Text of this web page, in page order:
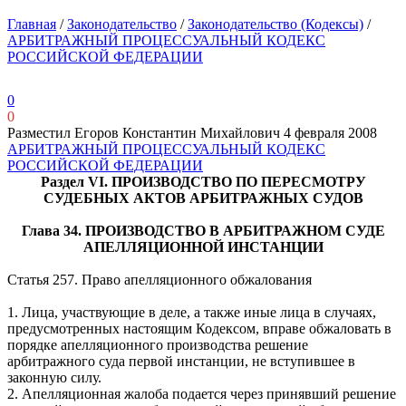
Главная /Законодательство /Законодательство (Кодексы) /
АРБИТРАЖНЫЙ ПРОЦЕССУАЛЬНЫЙ КОДЕКС
РОССИЙСКОЙ ФЕДЕРАЦИИ
0
0
Разместил Егоров Константин Михайлович 4 февраля 2008
АРБИТРАЖНЫЙ ПРОЦЕССУАЛЬНЫЙ КОДЕКС
РОССИЙСКОЙ ФЕДЕРАЦИИ
Раздел VI. ПРОИЗВОДСТВО ПО ПЕРЕСМОТРУ
СУДЕБНЫХ АКТОВ АРБИТРАЖНЫХ СУДОВ
Глава 34. ПРОИЗВОДСТВО В АРБИТРАЖНОМ СУДЕ
АПЕЛЛЯЦИОННОЙ ИНСТАНЦИИ
Статья 257. Право апелляционного обжалования
1. Лица, участвующие в деле, а также иные лица в случаях,
предусмотренных настоящим Кодексом, вправе обжаловать в
порядке апелляционного производства решение
арбитражного суда первой инстанции, не вступившее в
законную силу.
2. Апелляционная жалоба подается через принявший решение